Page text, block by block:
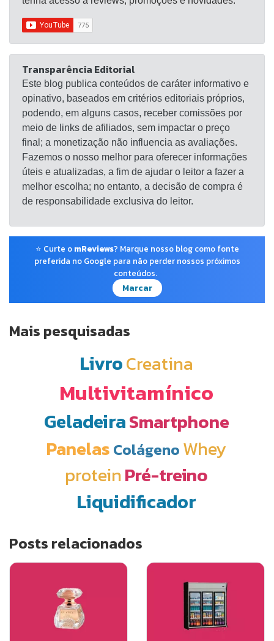
Transparência Editorial
Este blog publica conteúdos de caráter informativo e
opinativo, baseados em critérios editoriais próprios,
podendo, em alguns casos, receber comissões por
meio de links de afiliados, sem impactar o preço
final; a monetização não influencia as avaliações.
Fazemos o nosso melhor para oferecer informações
úteis e atualizadas, a fim de ajudar o leitor a fazer a
melhor escolha; no entanto, a decisão de compra é
de responsabilidade exclusiva do leitor.
⭐ Curte o mReviews? Marque nosso blog como fonte
preferida no Google para não perder nossos próximos
conteúdos.
Marcar
Mais pesquisadas
LivroCreatina
Multivitamínico
GeladeiraSmartphone
Panelas Colágeno Whey
proteinPré-treino
Liquidificador
Posts relacionados